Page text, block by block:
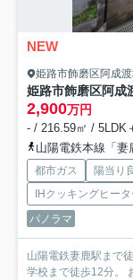
NEW
姫路市飾磨区阿成
姫路市飾磨区阿
2,900万円
- / 216.59㎡ / 5LDK
山陽電鉄本線「妻
都市ガス 陽当り
IHクッキングヒータ
パノラマ
山陽電鉄妻鹿駅まで
学校まで徒歩12分。